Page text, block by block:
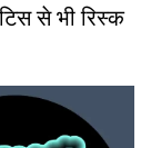
से भी रिस्क